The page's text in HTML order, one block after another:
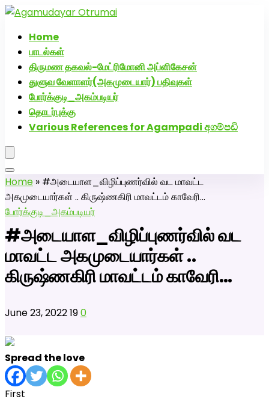
Home
பாடல்கள்
திருமண தகவல்-மேட்ரிமோனி அப்ளிகேசன்
துளுவ வேளாளர்(அகமுடையார்) பதிவுகள்
போர்க்குடி_அகம்படியர்
தொடர்புக்கு
Various References for Agampadi අගම්පඩි
Home » #அடையாள_விழிப்புணர்வில் வட மாவட்ட
அகமுடையார்கள் .. கிருஷ்ணகிரி மாவட்டம் காவேரி…
போர்க்குடி_அகம்படியர்
#அடையாள_விழிப்புணர்வில் வட
மாவட்ட அகமுடையார்கள் ..
கிருஷ்ணகிரி மாவட்டம் காவேரி…
June 23, 2022190
Spread the love
First
அகமுடையார் திருமண வரன்களுக்கு அகமுடையார்மேட்ரி-